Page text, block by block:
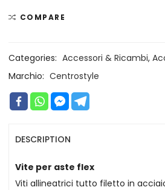
COMPARE
Categories: Accessori & Ricambi,
Marchio: Centrostyle
DESCRIPTION
Vite per aste flex
Viti allineatrici tutto filetto in